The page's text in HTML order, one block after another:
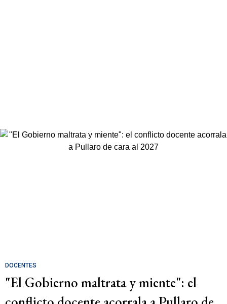
DOCENTES
"El Gobierno maltrata y miente": el